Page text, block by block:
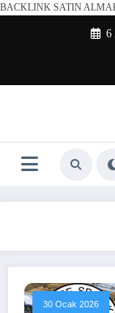
BACKLINK SATIN ALMAK
6
30 Ocak 2026